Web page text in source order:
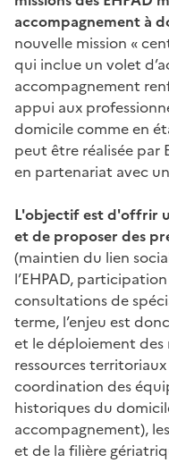
accompagnement à
nouvelle mission «
qui inclue un volet
accompagnement
appui aux
domicile comme en
peut être réalisée par
en partenariat avec
L'objectif est d'offrir
et de proposer des
(maintien du lien
l’EHPAD,
consultations de
terme, l’enjeu est
et le déploiement des
ressources
coordination des
historiques du
accompagnement),
et de la filière